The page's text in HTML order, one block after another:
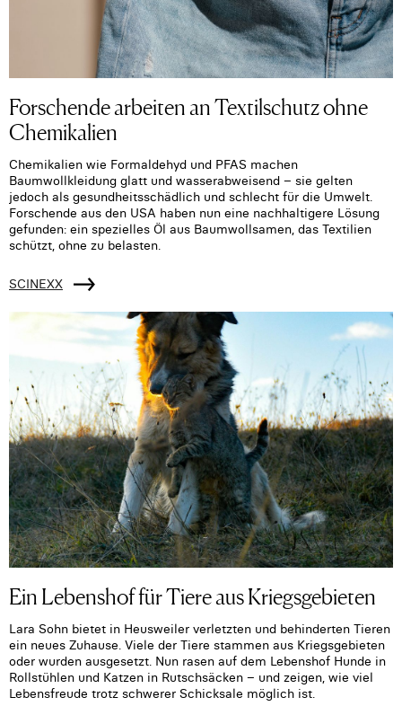
Forschende arbeiten an Textilschutz ohne
Chemikalien
Chemikalien wie Formaldehyd und PFAS machen
Baumwollkleidung glatt und wasserabweisend – sie gelten
jedoch als gesundheitsschädlich und schlecht für die Umwelt.
Forschende aus den USA haben nun eine nachhaltigere Lösung
gefunden: ein spezielles Öl aus Baumwollsamen, das Textilien
schützt, ohne zu belasten.
SCINEXX
Ein Lebenshof für Tiere aus Kriegsgebieten
Lara Sohn bietet in Heusweiler verletzten und behinderten Tieren
ein neues Zuhause. Viele der Tiere stammen aus Kriegsgebieten
oder wurden ausgesetzt. Nun rasen auf dem Lebenshof Hunde in
Rollstühlen und Katzen in Rutschsäcken – und zeigen, wie viel
Lebensfreude trotz schwerer Schicksale möglich ist.